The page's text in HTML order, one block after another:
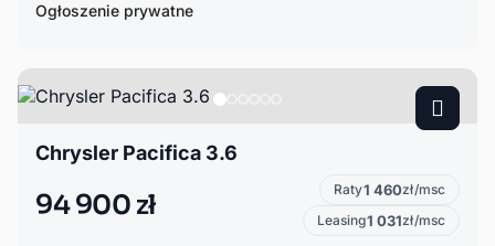
Ogłoszenie prywatne
Chrysler Pacifica 3.6
94 900 zł Raty1 460zł/msc
Leasing1 031zł/msc